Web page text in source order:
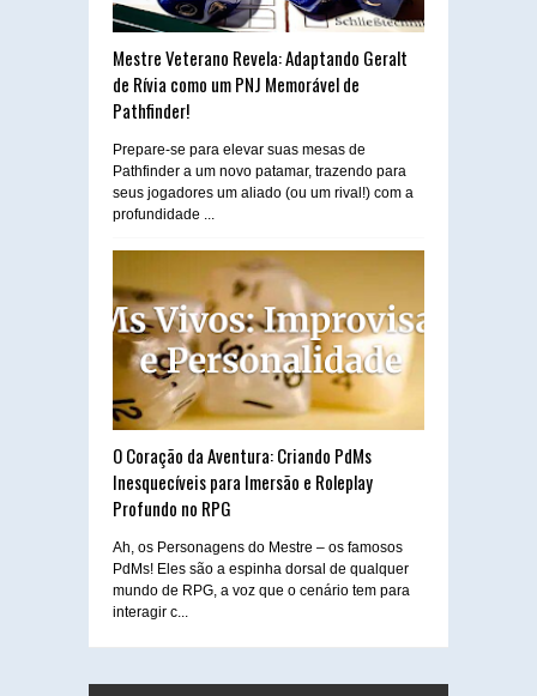
Mestre Veterano Revela: Adaptando Geralt
de Rívia como um PNJ Memorável de
Pathfinder!
Prepare-se para elevar suas mesas de
Pathfinder a um novo patamar, trazendo para
seus jogadores um aliado (ou um rival!) com a
profundidade ...
O Coração da Aventura: Criando PdMs
Inesquecíveis para Imersão e Roleplay
Profundo no RPG
Ah, os Personagens do Mestre – os famosos
PdMs! Eles são a espinha dorsal de qualquer
mundo de RPG, a voz que o cenário tem para
interagir c...